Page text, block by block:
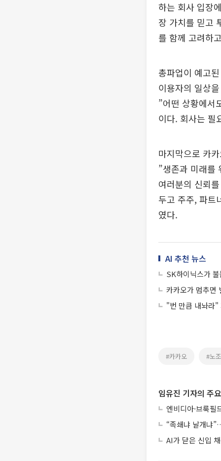
하는 회사 입장
장 가치를 믿고
를 함께 고려하
총파업이 예고
이용자의 일상
”어떤 상황에서
이다. 회사는 필
마지막으로 카
”생존과 미래를
여러분의 신뢰
두고 주주, 파트
였다.
AI 추천 뉴스
SK하이닉스가
카카오가 멈추면
"번 만큼 내놔라"
#카카오 #노조
임유진 기자의 주
엔비디아·브룩
“족쇄냐 날개냐
AI가 닫은 신입